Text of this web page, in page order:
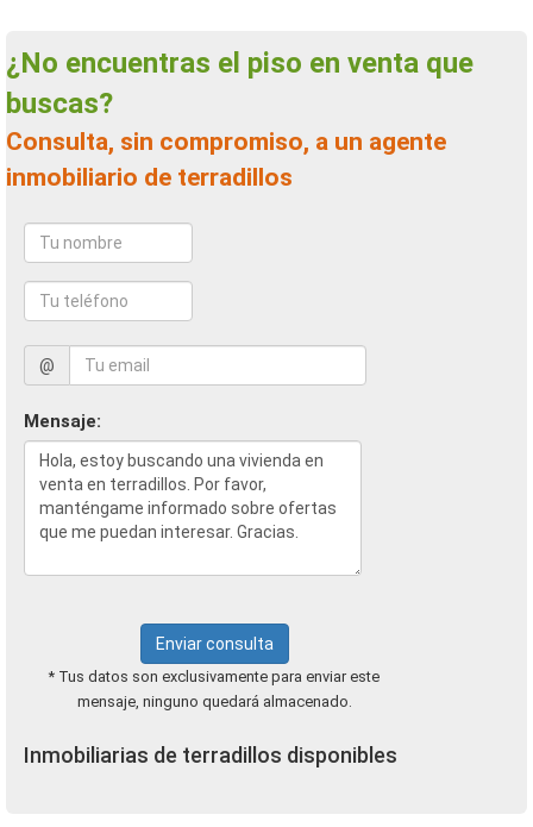
¿No encuentras el piso en venta que
buscas?
Consulta, sin compromiso, a un agente
inmobiliario de terradillos
@
Mensaje:
Enviar consulta
* Tus datos son exclusivamente para enviar este
mensaje, ninguno quedará almacenado.
Inmobiliarias de terradillos disponibles